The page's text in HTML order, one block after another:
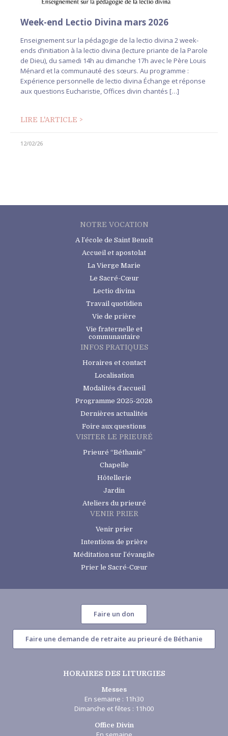
Week-end Lectio Divina mars 2026
Enseignement sur la pédagogie de la lectio divina 2 week-
ends d’initiation à la lectio divina (lecture priante de la Parole
de Dieu), du samedi 14h au dimanche 17h avec le Père Louis
Ménard et la communauté des sœurs. Au programme :
Expérience personnelle de lectio divina Échange et réponse
aux questions Eucharistie, Offices divin chantés […]
LIRE L'ARTICLE >
12/02/26
NOTRE VOCATION
A l’école de Saint Benoît
Accueil et apostolat
La Vierge Marie
Le Sacré-Cœur
Lectio divina
Travail quotidien
Vie de prière
Vie fraternelle et
communautaire
INFOS PRATIQUES
Horaires et contact
Localisation
Modalités d’accueil
Programme 2025-2026
Dernières actualités
Foire aux questions
VISITER LE PRIEURÉ
Prieuré “Béthanie”
Chapelle
Hôtellerie
Jardin
Ateliers du prieuré
VENIR PRIER
Venir prier
Intentions de prière
Méditation sur l’évangile
Prier le Sacré-Cœur
Faire un don
Faire une demande de retraite au prieuré de Béthanie
HORAIRES DES LITURGIES
Messes
En semaine : 11h30
Dimanche et fêtes : 11h00
Office Divin